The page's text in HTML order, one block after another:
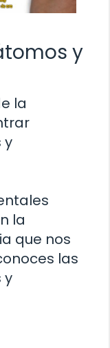
y
la
y
la
que nos
las
y